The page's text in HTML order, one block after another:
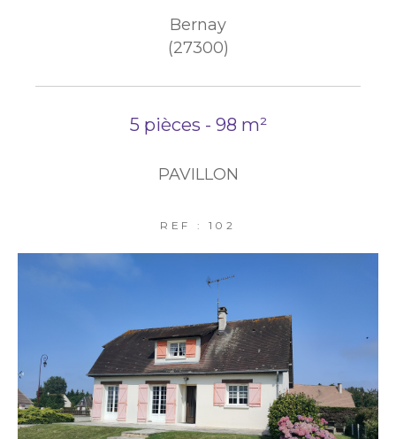
Bernay
(27300)
5 pièces - 98 m²
PAVILLON
REF : 102